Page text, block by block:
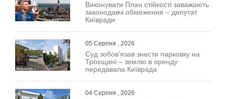
Виконувати План стійкості заважають
законодавчі обмеження – депутат
Київради
05 Серпня , 2026
Суд зобов’язав знести парковку на
Троєщині – землю в оренду
передавала Київрада
04 Серпня , 2026